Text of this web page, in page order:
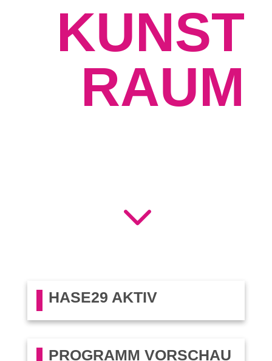
KUNST
RAUM
3
HASE29 AKTIV
PROGRAMM VORSCHAU